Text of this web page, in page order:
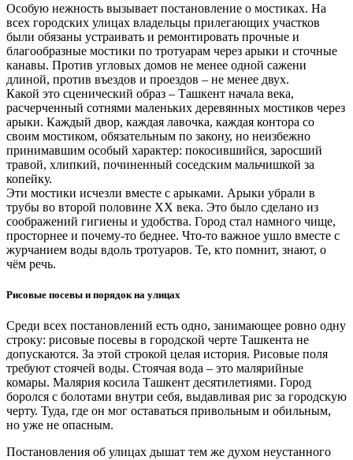
Особую нежность вызывает постановление о мостиках. На
всех городских улицах владельцы прилегающих участков
были обязаны устраивать и ремонтировать прочные и
благообразные мостики по тротуарам через арыки и сточные
канавы. Против угловых домов не менее одной сажени
длиной, против въездов и проездов – не менее двух.
Какой это сценический образ – Ташкент начала века,
расчерченный сотнями маленьких деревянных мостиков через
арыки. Каждый двор, каждая лавочка, каждая контора со
своим мостиком, обязательным по закону, но неизбежно
принимавшим особый характер: покосившийся, заросший
травой, хлипкий, починенный соседским мальчишкой за
копейку.
Эти мостики исчезли вместе с арыками. Арыки убрали в
трубы во второй половине XX века. Это было сделано из
соображений гигиены и удобства. Город стал намного чище,
просторнее и почему-то беднее. Что-то важное ушло вместе с
журчанием воды вдоль тротуаров. Те, кто помнит, знают, о
чём речь.
Рисовые посевы и порядок на улицах
Среди всех постановлений есть одно, занимающее ровно одну
строку: рисовые посевы в городской черте Ташкента не
допускаются. За этой строкой целая история. Рисовые поля
требуют стоячей воды. Стоячая вода – это малярийные
комары. Малярия косила Ташкент десятилетиями. Город
боролся с болотами внутри себя, выдавливая рис за городскую
черту. Туда, где он мог оставаться привольным и обильным,
но уже не опасным.
Постановления об улицах дышат тем же духом неустанного